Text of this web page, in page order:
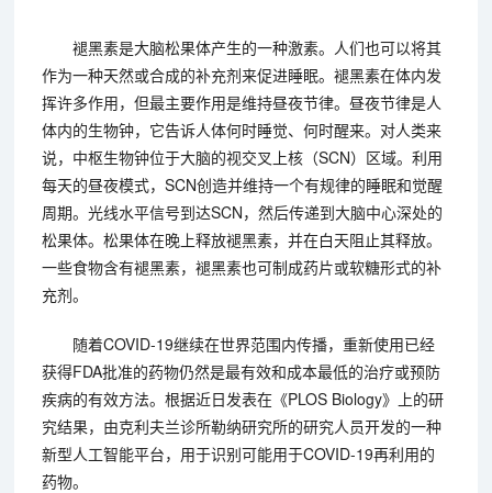
褪黑素是大脑松果体产生的一种激素。人们也可以将其
作为一种天然或合成的补充剂来促进睡眠。褪黑素在体内发
挥许多作用，但最主要作用是维持昼夜节律。昼夜节律是人
体内的生物钟，它告诉人体何时睡觉、何时醒来。对人类来
说，中枢生物钟位于大脑的视交叉上核（SCN）区域。利用
每天的昼夜模式，SCN创造并维持一个有规律的睡眠和觉醒
周期。光线水平信号到达SCN，然后传递到大脑中心深处的
松果体。松果体在晚上释放褪黑素，并在白天阻止其释放。
一些食物含有褪黑素，褪黑素也可制成药片或软糖形式的补
充剂。
随着COVID-19继续在世界范围内传播，重新使用已经
获得FDA批准的药物仍然是最有效和成本最低的治疗或预防
疾病的有效方法。根据近日发表在《PLOS Biology》上的研
究结果，由克利夫兰诊所勒纳研究所的研究人员开发的一种
新型人工智能平台，用于识别可能用于COVID-19再利用的
药物。